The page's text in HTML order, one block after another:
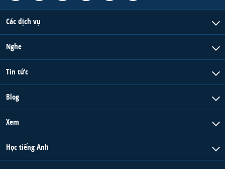
Các dịch vụ
Nghe
Tin tức
Blog
Xem
Học tiếng Anh